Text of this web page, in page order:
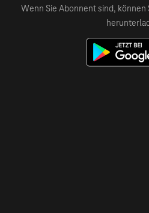
Wenn Sie Abonnent sind,